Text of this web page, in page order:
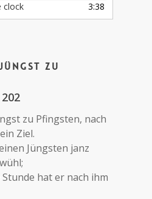
clock
3:38
zu
zu Pfingsten, nach
Ziel.
Jüngsten janz
hat er nach ihm